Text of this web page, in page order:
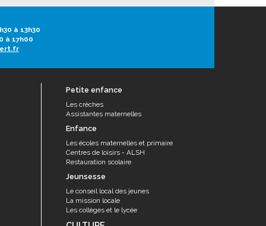
à 13h30
à 17h00
Petite enfance
Les crèches
Assistantes maternelles
Enfance
Les écoles maternelles et primaire
Centres de loisirs - ALSH
Restauration scolaire
Jeunsesse
Le conseil local des jeunes
La mission locale
Les collèges et le lycée